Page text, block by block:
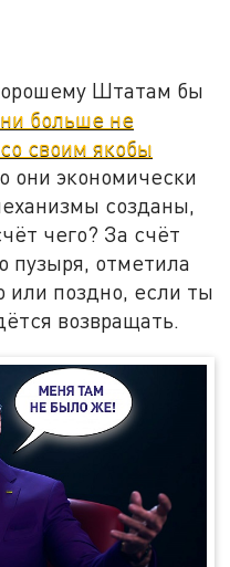
Штатам бы
больше не
своим якобы
они экономически
созданы,
чего? За счёт
пузыря, отметила
или поздно, если ты
возвращать.